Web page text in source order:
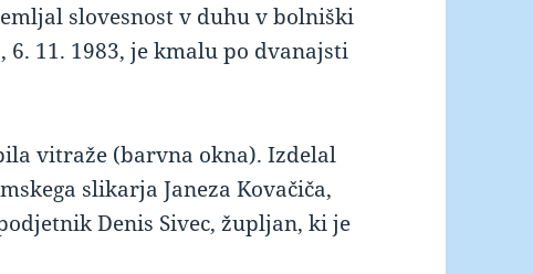
slovesnost v duhu v bolniški
11. 1983, je kmalu po dvanajsti
vitraže (barvna okna). Izdelal
slikarja Janeza Kovačiča,
Denis Sivec, župljan, ki je